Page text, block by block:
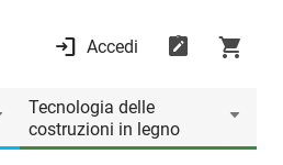
Accedi
Tecnologia delle
costruzioni in legno